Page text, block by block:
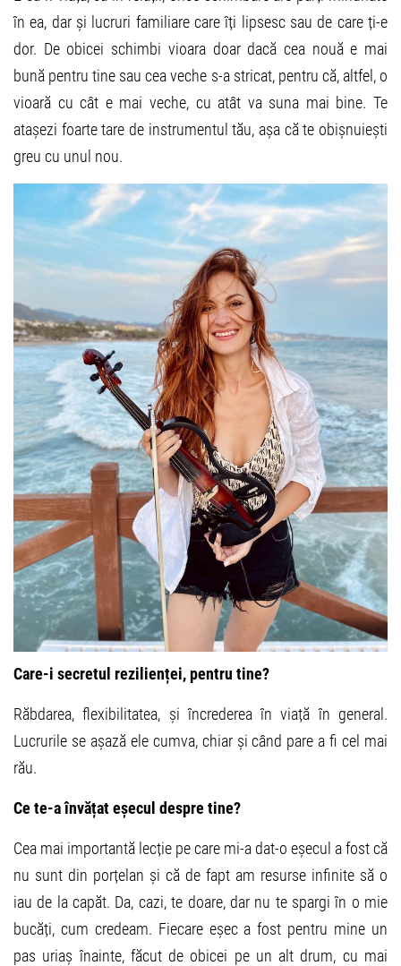
în ea, dar și lucruri familiare care îți lipsesc sau de care ți-e
dor. De obicei schimbi vioara doar dacă cea nouă e mai
bună pentru tine sau cea veche s-a stricat, pentru că, altfel, o
vioară cu cât e mai veche, cu atât va suna mai bine. Te
atașezi foarte tare de instrumentul tău, așa că te obișnuiești
greu cu unul nou.
Care-i secretul rezilienței, pentru tine?
Răbdarea, flexibilitatea, și încrederea în viață în general.
Lucrurile se așază ele cumva, chiar și când pare a fi cel mai
rău.
Ce te-a învățat eșecul despre tine?
Cea mai importantă lecție pe care mi-a dat-o eșecul a fost că
nu sunt din porțelan și că de fapt am resurse infinite să o
iau de la capăt. Da, cazi, te doare, dar nu te spargi în o mie
bucăți, cum credeam. Fiecare eșec a fost pentru mine un
pas uriaș înainte, făcut de obicei pe un alt drum, cu mai